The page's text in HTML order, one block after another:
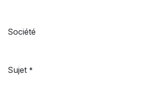
Société
Sujet *